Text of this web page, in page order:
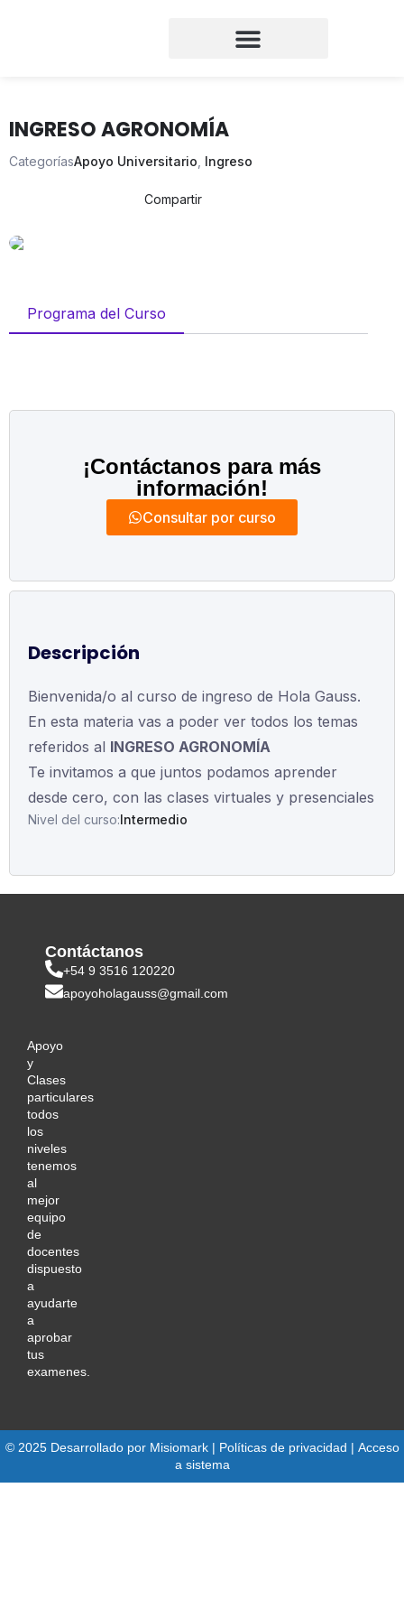
INGRESO AGRONOMÍA
CategoríasApoyo Universitario Ingreso
Compartir
Programa del Curso
¡Contáctanos para más
información!
Consultar por curso
Descripción
Bienvenida/o al curso de ingreso de Hola Gauss.
En esta materia vas a poder ver todos los temas
referidos al INGRESO AGRONOMÍA
Te invitamos a que juntos podamos aprender
desde cero, con las clases virtuales y presenciales
Nivel del curso:Intermedio
Apoyo
y
Clases
particulares
todos
los
niveles
tenemos
al
mejor
equipo
de
docentes
dispuesto
a
ayudarte
a
aprobar
tus
examenes.
Contáctanos
+54 9 3516 120220
apoyoholagauss@gmail.com
© 2025 Desarrollado por Misiomark | Políticas de privacidad | Acceso
a sistema